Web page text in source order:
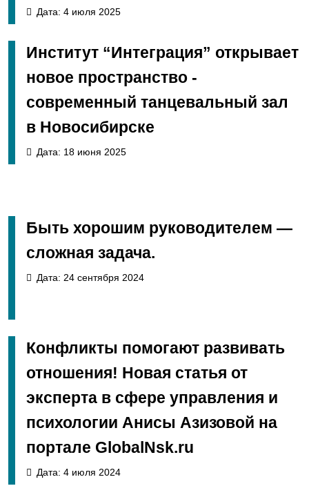
Дата: 4 июля 2025
Институт “Интеграция” открывает
новое пространство -
современный танцевальный зал
в Новосибирске
Дата: 18 июня 2025
Быть хорошим руководителем —
сложная задача.
Дата: 24 сентября 2024
Конфликты помогают развивать
отношения! Новая статья от
эксперта в сфере управления и
психологии Анисы Азизовой на
портале GlobalNsk.ru
Дата: 4 июля 2024